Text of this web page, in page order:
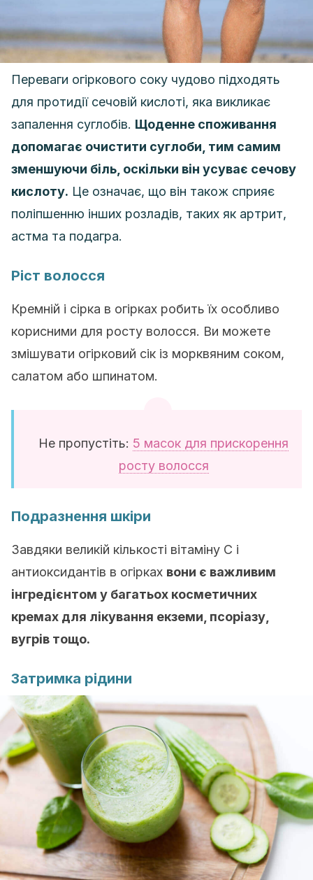
Переваги огіркового соку чудово підходять
для протидії сечовій кислоті, яка викликає
запалення суглобів. Щоденне споживання
допомагає очистити суглоби, тим самим
зменшуючи біль, оскільки він усуває сечову
кислоту. Це означає, що він також сприяє
поліпшенню інших розладів, таких як артрит,
астма та подагра.
Ріст волосся
Кремній і сірка в огірках робить їх особливо
корисними для росту волосся. Ви можете
змішувати огірковий сік із морквяним соком,
салатом або шпинатом.
Не пропустіть: 5 масок для прискорення
росту волосся
Подразнення шкіри
Завдяки великій кількості вітаміну С і
антиоксидантів в огірках вони є важливим
інгредієнтом у багатьох косметичних
кремах для лікування екземи, псоріазу,
вугрів тощо.
Затримка рідини